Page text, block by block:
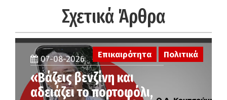
Σχετικά Άρθρα
Επικαιρότητα Πολιτικά
07-08-2026
«Βάζεις βενζίνη και
αδειάζει το πορτοφόλι,